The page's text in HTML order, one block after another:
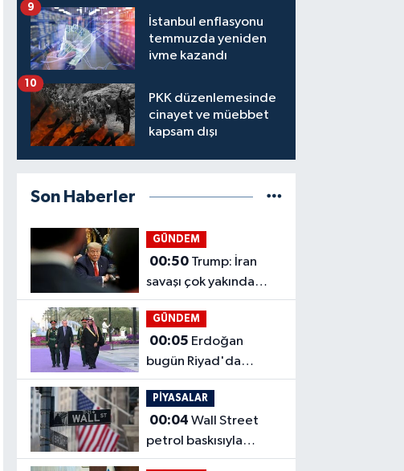
İstanbul enflasyonu
temmuzda yeniden
ivme kazandı
9
PKK düzenlemesinde
cinayet ve müebbet
kapsam dışı
10
Son Haberler
GÜNDEM
00:50
savaşı çok yakında
bitecek
GÜNDEM
00:05
bugün Riyad'da
temaslarda bulunacak
PİYASALAR
00:04 Wall Street
petrol baskısıyla
geriledi